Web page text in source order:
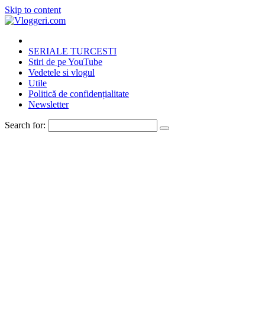
Skip to content
SERIALE TURCESTI
Stiri de pe YouTube
Vedetele si vlogul
Utile
Politică de confidențialitate
Newsletter
Search for: